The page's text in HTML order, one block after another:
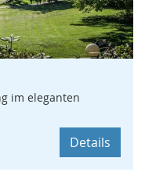
im eleganten
Details